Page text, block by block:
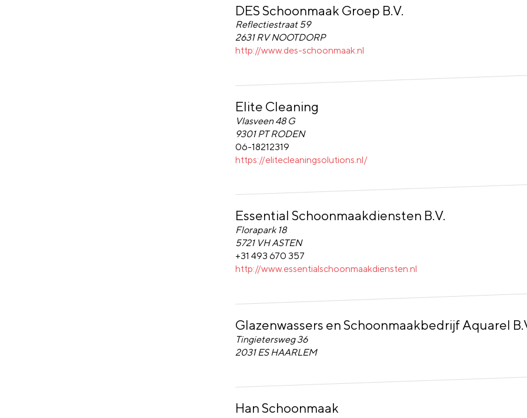
DES Schoonmaak Groep B.V.
DES Schoonmaak Groep B.V.
Reflectiestraat 59
2631 RV NOOTDORP
http://www.des-schoonmaak.nl
Elite Cleaning
Elite Cleaning
Vlasveen 48 G
9301 PT RODEN
06-18212319
https://elitecleaningsolutions.nl/
Essential Schoonmaakdiensten B.V.
Essential Schoonmaakdiensten B.V.
Florapark 18
5721 VH ASTEN
+31 493 670 357
http://www.essentialschoonmaakdiensten.nl
Glazenwassers en Schoonmaakbedrijf Aquarel
Glazenwassers en Schoonmaakbedrijf Aquarel B.V.
Tingietersweg 36
2031 ES HAARLEM
Han Schoonmaak
Han Schoonmaak